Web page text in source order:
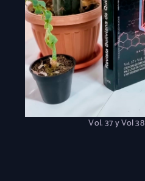
Vol. 37 y Vol 38